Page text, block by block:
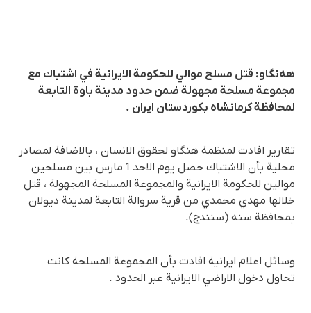
هەنگاو: قتل مسلح موالي للحكومة الايرانية في اشتباك مع
مجموعة مسلحة مجهولة ضمن حدود مدينة باوة التابعة
لمحافظة كرمانشاه بكوردستان ايران .
تقارير افادت لمنظمة هنگاو لحقوق الانسان ، بالاضافة لمصادر
محلية بأن الاشتباك حصل يوم الاحد 1 مارس بين مسلحين
موالين للحكومة الايرانية والمجموعة المسلحة المجهولة ، قتل
خلالها مهدي محمدي من قرية سروالة التابعة لمدينة ديولان
بمحافظة سنه (سنندج).
وسائل اعلام ايرانية افادت بأن المجموعة المسلحة كانت
تحاول دخول الاراضي الايرانية عبر الحدود .